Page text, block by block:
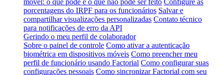
porcentagens do IRPF para os funcionários Salvar e
compartilhar visualizações personalizadas Contato técnico
para notificações de erro da API
Gerindo o meu perfil de colaborador
Sobre o painel de controle Como ativar a autenticação
biométrica em dispositivos móveis Como preencher meu
perfil de funcionário usando Factorial Como configurar suas
configurações pessoais Como sincronizar Factorial com seu